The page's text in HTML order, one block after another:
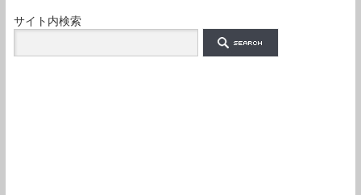
サイト内検索